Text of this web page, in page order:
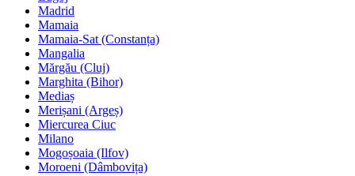
Madrid
Mamaia
Mamaia-Sat (Constanța)
Mangalia
Mărgău (Cluj)
Marghita (Bihor)
Mediaș
Merișani (Argeș)
Miercurea Ciuc
Milano
Mogoșoaia (Ilfov)
Moroeni (Dâmbovița)